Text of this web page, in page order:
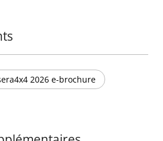
2026 e-brochure